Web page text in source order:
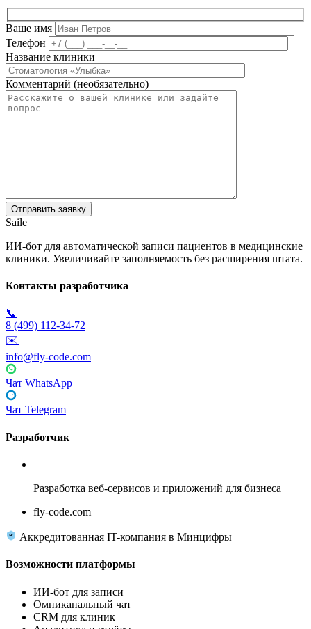
Ваше имя
Телефон
Название клиники
Комментарий (необязательно)
Saile
ИИ-бот для автоматической записи пациентов в медицинские
клиники. Увеличивайте заполняемость без расширения штата.
Контакты разработчика
📞
8 (499) 112-34-72
✉️
info@fly-code.com
Чат WhatsApp
Чат Telegram
Разработчик
Разработка веб-сервисов и приложений для бизнеса
fly-code.com
Аккредитованная IT-компания в Минцифры
Возможности платформы
ИИ-бот для записи
Омниканальный чат
CRM для клиник